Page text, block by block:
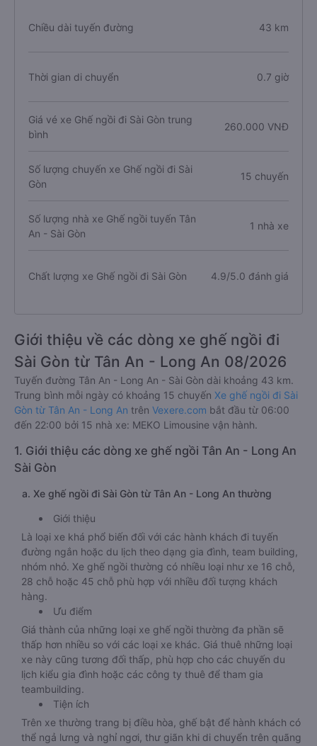
Chiều dài tuyến đường 43 km
Thời gian di chuyển 0.7 giờ
Giá vé xe Ghế ngồi đi Sài Gòn trung
bình
260.000 VNĐ
Số lượng chuyến xe Ghế ngồi đi Sài
Gòn
15 chuyến
Số lượng nhà xe Ghế ngồi tuyến Tân
An - Sài Gòn
1 nhà xe
Chất lượng xe Ghế ngồi đi Sài Gòn 4.9/5.0 đánh giá
Giới thiệu về các dòng xe ghế ngồi đi
Sài Gòn từ Tân An - Long An 08/2026
Tuyến đường Tân An - Long An - Sài Gòn dài khoảng 43 km.
Trung bình mỗi ngày có khoảng 15 chuyến Xe ghế ngồi đi Sài
Gòn từ Tân An - Long An trên Vexere.com bắt đầu từ 06:00
đến 22:00 bởi 15 nhà xe: MEKO Limousine vận hành.
1. Giới thiệu các dòng xe ghế ngồi Tân An - Long An
Sài Gòn
a. Xe ghế ngồi đi Sài Gòn từ Tân An - Long An thường
Giới thiệu
Là loại xe khá phổ biến đối với các hành khách đi tuyến
đường ngắn hoặc du lịch theo dạng gia đình, team building,
nhóm nhỏ. Xe ghế ngồi thường có nhiều loại như xe 16 chỗ,
28 chỗ hoặc 45 chỗ phù hợp với nhiều đối tượng khách
hàng.
Ưu điểm
Giá thành của những loại xe ghế ngồi thường đa phần sẽ
thấp hơn nhiều so với các loại xe khác. Giá thuê những loại
xe này cũng tương đối thấp, phù hợp cho các chuyến du
lịch kiểu gia đình hoặc các công ty thuê để tham gia
teambuilding.
Tiện ích
Trên xe thường trang bị điều hòa, ghế bật để hành khách có
thể ngả lưng và nghỉ ngơi, thư giãn khi di chuyển trên quãng